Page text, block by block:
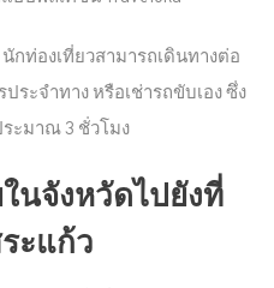
ท่องเที่ยวสามารถเดินทางต่อ
ระจำทาง หรือเช่ารถขับเอง ซึ่ง
ะมาณ 3 ชั่วโมง
นจังหวัดไปยังที่
ะแก้ว